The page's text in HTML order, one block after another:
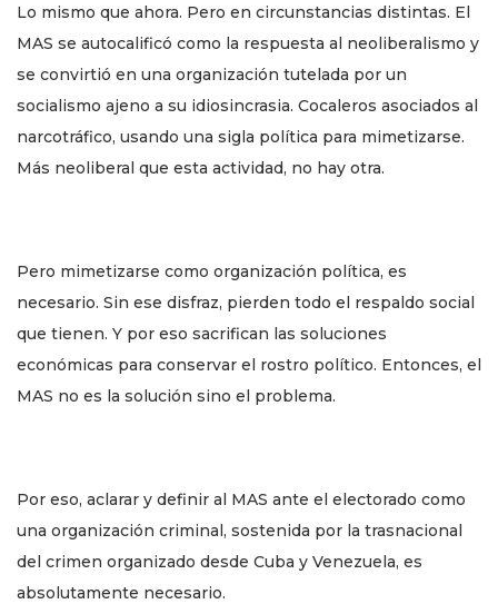
Lo mismo que ahora. Pero en circunstancias distintas. El
MAS se autocalificó como la respuesta al neoliberalismo y
se convirtió en una organización tutelada por un
socialismo ajeno a su idiosincrasia. Cocaleros asociados al
narcotráfico, usando una sigla política para mimetizarse.
Más neoliberal que esta actividad, no hay otra.
Pero mimetizarse como organización política, es
necesario. Sin ese disfraz, pierden todo el respaldo social
que tienen. Y por eso sacrifican las soluciones
económicas para conservar el rostro político. Entonces, el
MAS no es la solución sino el problema.
Por eso, aclarar y definir al MAS ante el electorado como
una organización criminal, sostenida por la trasnacional
del crimen organizado desde Cuba y Venezuela, es
absolutamente necesario.